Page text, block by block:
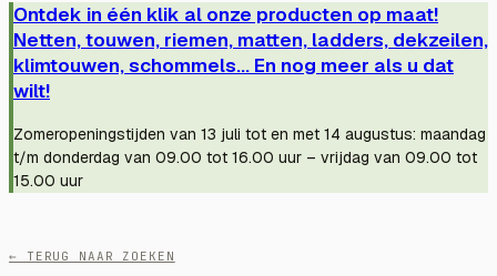
Ontdek in één klik al onze producten op maat!
Netten, touwen, riemen, matten, ladders, dekzeilen,
klimtouwen, schommels... En nog meer als u dat
wilt!
Zomeropeningstijden van 13 juli tot en met 14 augustus: maandag
t/m donderdag van 09.00 tot 16.00 uur – vrijdag van 09.00 tot
15.00 uur
← TERUG NAAR ZOEKEN